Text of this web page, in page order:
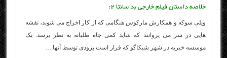
خلاصه داستان فیلم خارجی بد سانتا ۲:
ویلی سوکه و همکارش مارکوس هنگامی که از کار اخراج می شوند، نقشه
هایی در سر می پروانند که شاید کمی جاه طلبانه به نظر برسد. یک
موسسه خیریه در شهر شیکاگو که قرار است بزودی توسط آنها …